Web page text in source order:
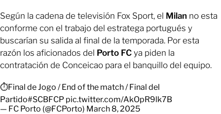
Según la cadena de televisión Fox Sport, el Milan no esta
conforme con el trabajo del estratega portugués y
buscarían su salida al final de la temporada. Por esta
razón los aficionados del Porto FC ya piden la
contratación de Conceicao para el banquillo del equipo.
⏱Final de Jogo / End of the match / Final del
Partido#SCBFCP pic.twitter.com/AkOpR9lk7B
— FC Porto (@FCPorto) March 8, 2025